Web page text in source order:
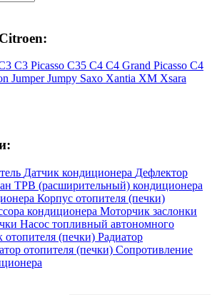
C3 Picasso C35 C4 C4 Grand Picasso C4
JumperJumpy Saxo Xantia XM Xsara
Датчик кондиционера Дефлектор
ТРВ (расширительный) кондиционера
Корпус отопителя (печки)
кондиционера Моторчик заслонки
Насос топливный автономного
отопителя (печки) Радиатор
отопителя (печки) Сопротивление